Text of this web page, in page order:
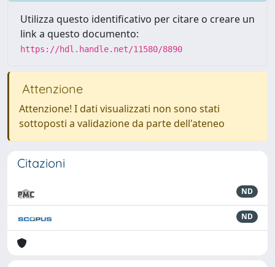
Utilizza questo identificativo per citare o creare un
link a questo documento:
https://hdl.handle.net/11580/8890
Attenzione
Attenzione! I dati visualizzati non sono stati
sottoposti a validazione da parte dell'ateneo
Citazioni
ND
ND